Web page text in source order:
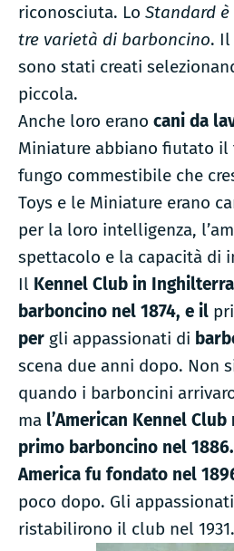
riconosciuta. Lo Standard
tre varietà di barboncino. Il
sono stati creati
piccola.
Anche loro erano cani da
Miniature abbiano fiutato
fungo commestibile che
Toys e le Miniature erano
per la loro intelligenza,
spettacolo e la capacità di
Il Kennel Club in
barboncino nel 1874, e il
per gli appassionati di
scena due anni dopo. Non
quando i barboncini
ma l’American Kennel
primo barboncino nel 1886.
America fu fondato nel
poco dopo. Gli
ristabilirono il club nel 1931.